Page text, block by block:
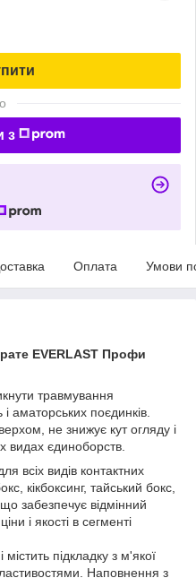
з
Оплата Умови
EVERLAST Профи
травмування
аматорських поєдинків.
не знижує кут огляду і
видах єдиноборств.
всіх видів контактних
кікбоксинг, тайський бокс,
забезпечує відмінний
і якості в сегменті
підкладку з м'якої
Наповнення з